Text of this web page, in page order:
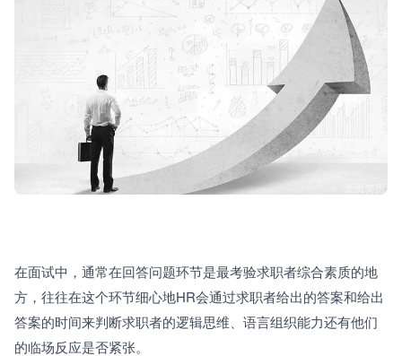
在面试中，通常在回答问题环节是最考验求职者综合素质的地
方，往往在这个环节细心地HR会通过求职者给出的答案和给出
答案的时间来判断求职者的逻辑思维、语言组织能力还有他们
的临场反应是否紧张。